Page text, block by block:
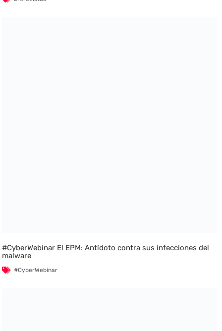
#CyberWebinar El EPM: Antídoto contra sus infecciones del
malware
#CyberWebinar